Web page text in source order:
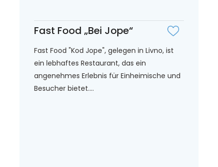
Fast Food „Bei Jope“
Fast Food "Kod Jope", gelegen in Livno, ist
ein lebhaftes Restaurant, das ein
angenehmes Erlebnis für Einheimische und
Besucher bietet....